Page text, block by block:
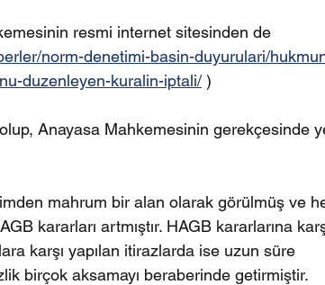
resmi internet sitesinden de
norm-denetimi-basin-duyurulari/
duzenleyen-kuralin-iptali/ )
Anayasa Mahkemesinin gerekçesinde
mahrum bir alan olarak görülmüş ve
kararları artmıştır. HAGB kararlarına
karşı yapılan itirazlarda ise uzun süre
birçok aksamayı beraberinde getirmiştir.